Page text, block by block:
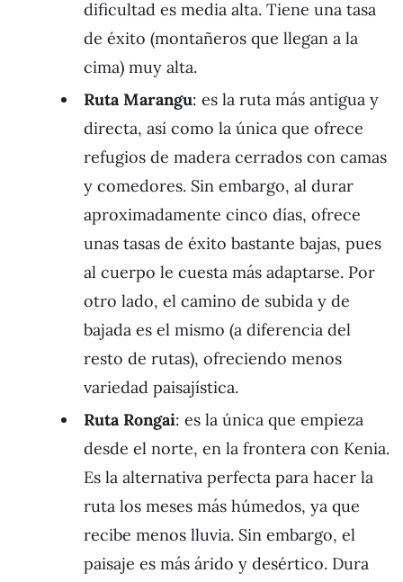
dificultad es media alta. Tiene una tasa
de éxito (montañeros que llegan a la
cima) muy alta.
Ruta Marangu: es la ruta más antigua y
directa, así como la única que ofrece
refugios de madera cerrados con camas
y comedores. Sin embargo, al durar
aproximadamente cinco días, ofrece
unas tasas de éxito bastante bajas, pues
al cuerpo le cuesta más adaptarse. Por
otro lado, el camino de subida y de
bajada es el mismo (a diferencia del
resto de rutas), ofreciendo menos
variedad paisajística.
Ruta Rongai: es la única que empieza
desde el norte, en la frontera con Kenia.
Es la alternativa perfecta para hacer la
ruta los meses más húmedos, ya que
recibe menos lluvia. Sin embargo, el
paisaje es más árido y desértico. Dura